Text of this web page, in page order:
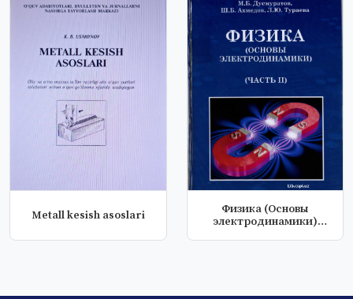
Metall kesish asoslari
Физика (Основы
электродинамики)